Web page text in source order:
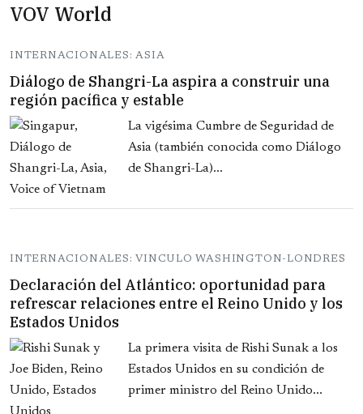
VOV World
INTERNACIONALES: ASIA
Diálogo de Shangri-La aspira a construir una
región pacífica y estable
La vigésima Cumbre de Seguridad de
Asia (también conocida como Diálogo
de Shangri-La)...
INTERNACIONALES: VINCULO WASHINGTON-LONDRES
Declaración del Atlántico: oportunidad para
refrescar relaciones entre el Reino Unido y los
Estados Unidos
La primera visita de Rishi Sunak a los
Estados Unidos en su condición de
primer ministro del Reino Unido...